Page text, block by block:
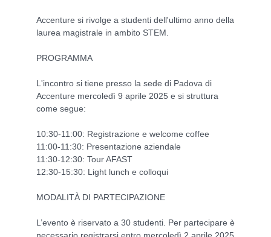
Accenture si rivolge a studenti dell'ultimo anno della
laurea magistrale in ambito STEM.
PROGRAMMA
L'incontro si tiene presso la sede di Padova di
Accenture mercoledì 9 aprile 2025 e si struttura
come segue:
10:30-11:00: Registrazione e welcome coffee
11:00-11:30: Presentazione aziendale
11:30-12:30: Tour AFAST
12:30-15:30: Light lunch e colloqui
MODALITÀ DI PARTECIPAZIONE
L’evento è riservato a 30 studenti. Per partecipare è
necessario registrarsi entro mercoledì 2 aprile 2025